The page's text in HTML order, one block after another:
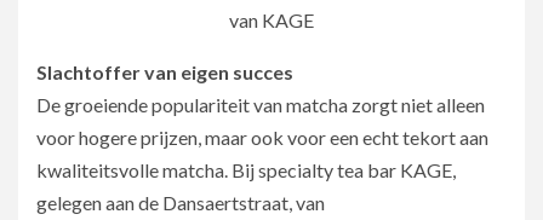
van KAGE
Slachtoffer van eigen succes
De groeiende populariteit van matcha zorgt niet alleen
voor hogere prijzen, maar ook voor een echt tekort aan
kwaliteitsvolle matcha. Bij specialty tea bar KAGE,
gelegen aan de Dansaertstraat, van